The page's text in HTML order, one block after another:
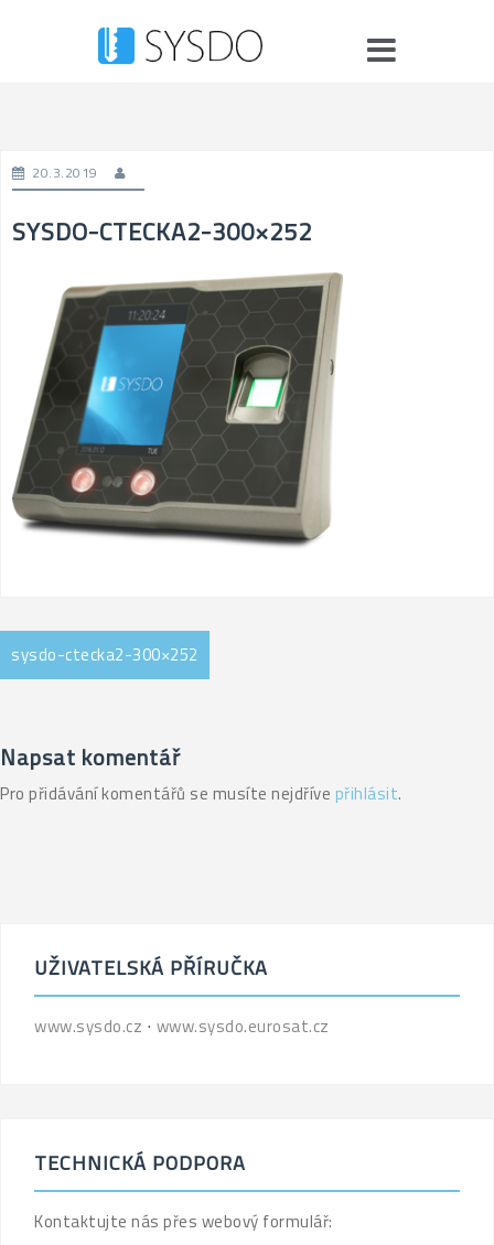
20.3.2019
SYSDO-CTECKA2-300×252
Navigace
pro
sysdo-ctecka2-300×252
Napsat komentář
Pro přidávání komentářů se musíte nejdříve přihlásit.
UŽIVATELSKÁ PŘÍRUČKA
www.sysdo.cz ⋅ www.sysdo.eurosat.cz
TECHNICKÁ PODPORA
Kontaktujte nás přes webový formulář: